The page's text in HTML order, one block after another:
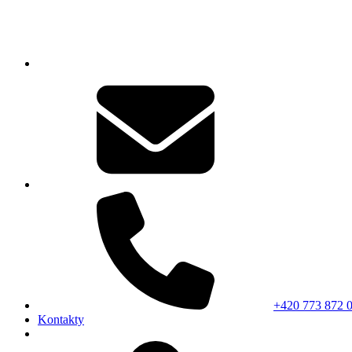
+420 773 872
Kontakty